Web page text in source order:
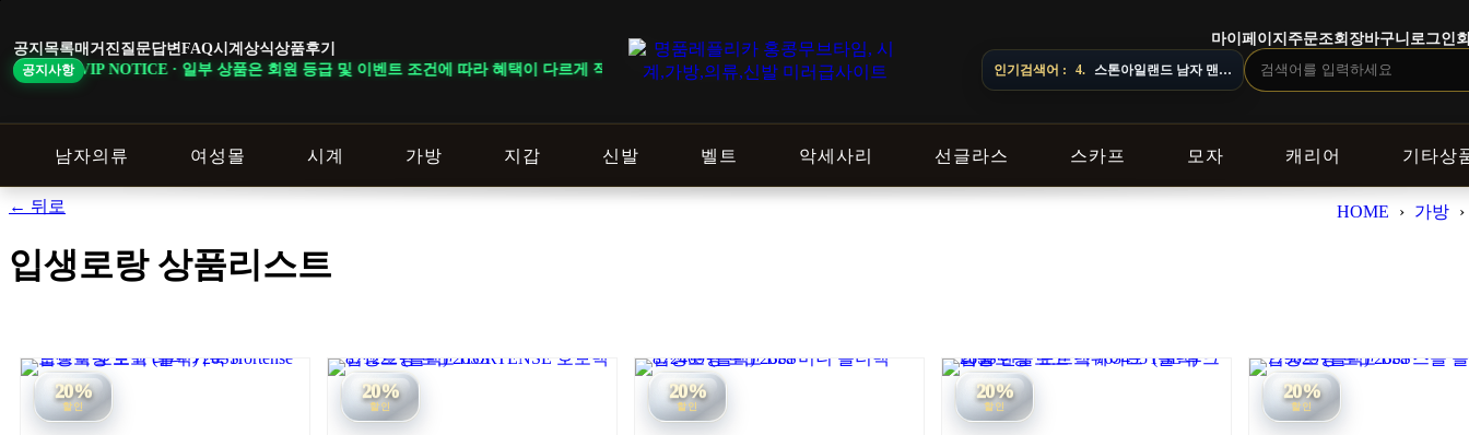
공지목록매거진 질문답변 FAQ시계상식상품후기
공지사항
· 일부 상품은 회원 등급 및 이벤트 조건에 따라 혜택이 다르게 적용됩니다. ｜ DELIVERY NOTICE · 지역에 따라 배송 일정이 달라질 수 있으니 주문 전 상담창으로 문의해 주세요.
마이페이지 주문조회 장바구니 로그인
인기검색어 : 5. 오프화이트 남자 후드
남자의류 여성몰 시계 가방 지갑 신발 벨트 악세사리 선글라스 스카프 모자 캐리어 기타상
바
로
기
← 뒤로 HOME › 가방 ›
입생로랑 상품리스트
20%
할인
20%
할인
20%
할인
20%
할인
20%
할인